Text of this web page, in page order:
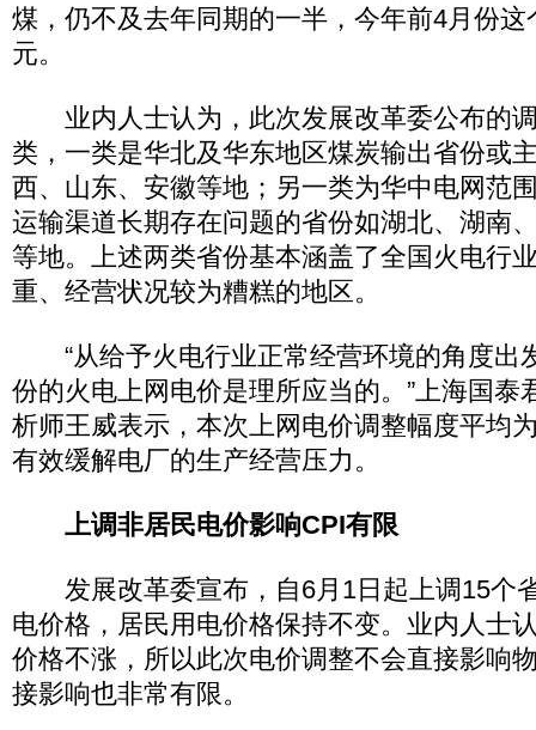
煤，仍不及去年同期的一半，今年前4月份
元。
业内人士认为，此次发展改革委公布的
类，一类是华北及华东地区煤炭输出省份或
西、山东、安徽等地；另一类为华中电网范
运输渠道长期存在问题的省份如湖北、湖南
等地。上述两类省份基本涵盖了全国火电行
重、经营状况较为糟糕的地区。
“从给予火电行业正常经营环境的角度出
份的火电上网电价是理所应当的。”上海国泰
析师王威表示，本次上网电价调整幅度平均
有效缓解电厂的生产经营压力。
上调非居民电价影响CPI有限
发展改革委宣布，自6月1日起上调15个
电价格，居民用电价格保持不变。业内人士
价格不涨，所以此次电价调整不会直接影响
接影响也非常有限。